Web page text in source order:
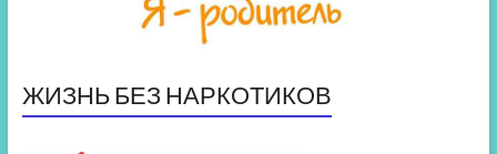
ЖИЗНЬ БЕЗ НАРКОТИКОВ